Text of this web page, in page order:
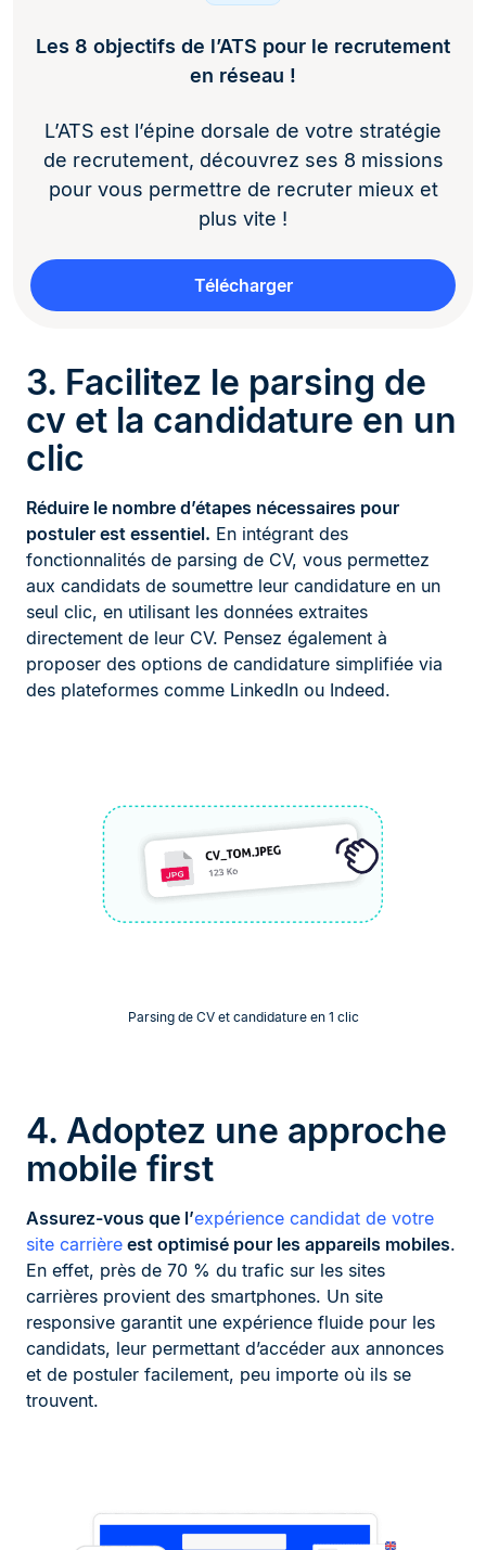
Les 8 objectifs de l’ATS pour le recrutement
en réseau !
L’ATS est l’épine dorsale de votre stratégie
de recrutement, découvrez ses 8 missions
pour vous permettre de recruter mieux et
plus vite !
Télécharger
3. Facilitez le parsing de
cv et la candidature en un
clic
Réduire le nombre d’étapes nécessaires pour
postuler est essentiel. En intégrant des
fonctionnalités de parsing de CV, vous permettez
aux candidats de soumettre leur candidature en un
seul clic, en utilisant les données extraites
directement de leur CV. Pensez également à
proposer des options de candidature simplifiée via
des plateformes comme LinkedIn ou Indeed.
Parsing de CV et candidature en 1 clic
4. Adoptez une approche
mobile first
Assurez-vous que l’expérience candidat de votre
site carrière est optimisé pour les appareils mobiles.
En effet, près de 70 % du trafic sur les sites
carrières provient des smartphones. Un site
responsive garantit une expérience fluide pour les
candidats, leur permettant d’accéder aux annonces
et de postuler facilement, peu importe où ils se
trouvent.